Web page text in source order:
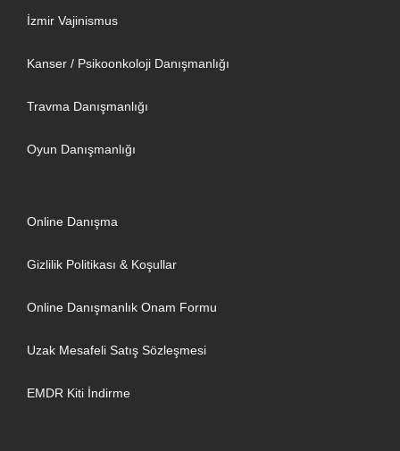
İzmir Vajinismus
Kanser / Psikoonkoloji Danışmanlığı
Travma Danışmanlığı
Oyun Danışmanlığı
Online Danışma
Gizlilik Politikası & Koşullar
Online Danışmanlık Onam Formu
Uzak Mesafeli Satış Sözleşmesi
EMDR Kiti İndirme